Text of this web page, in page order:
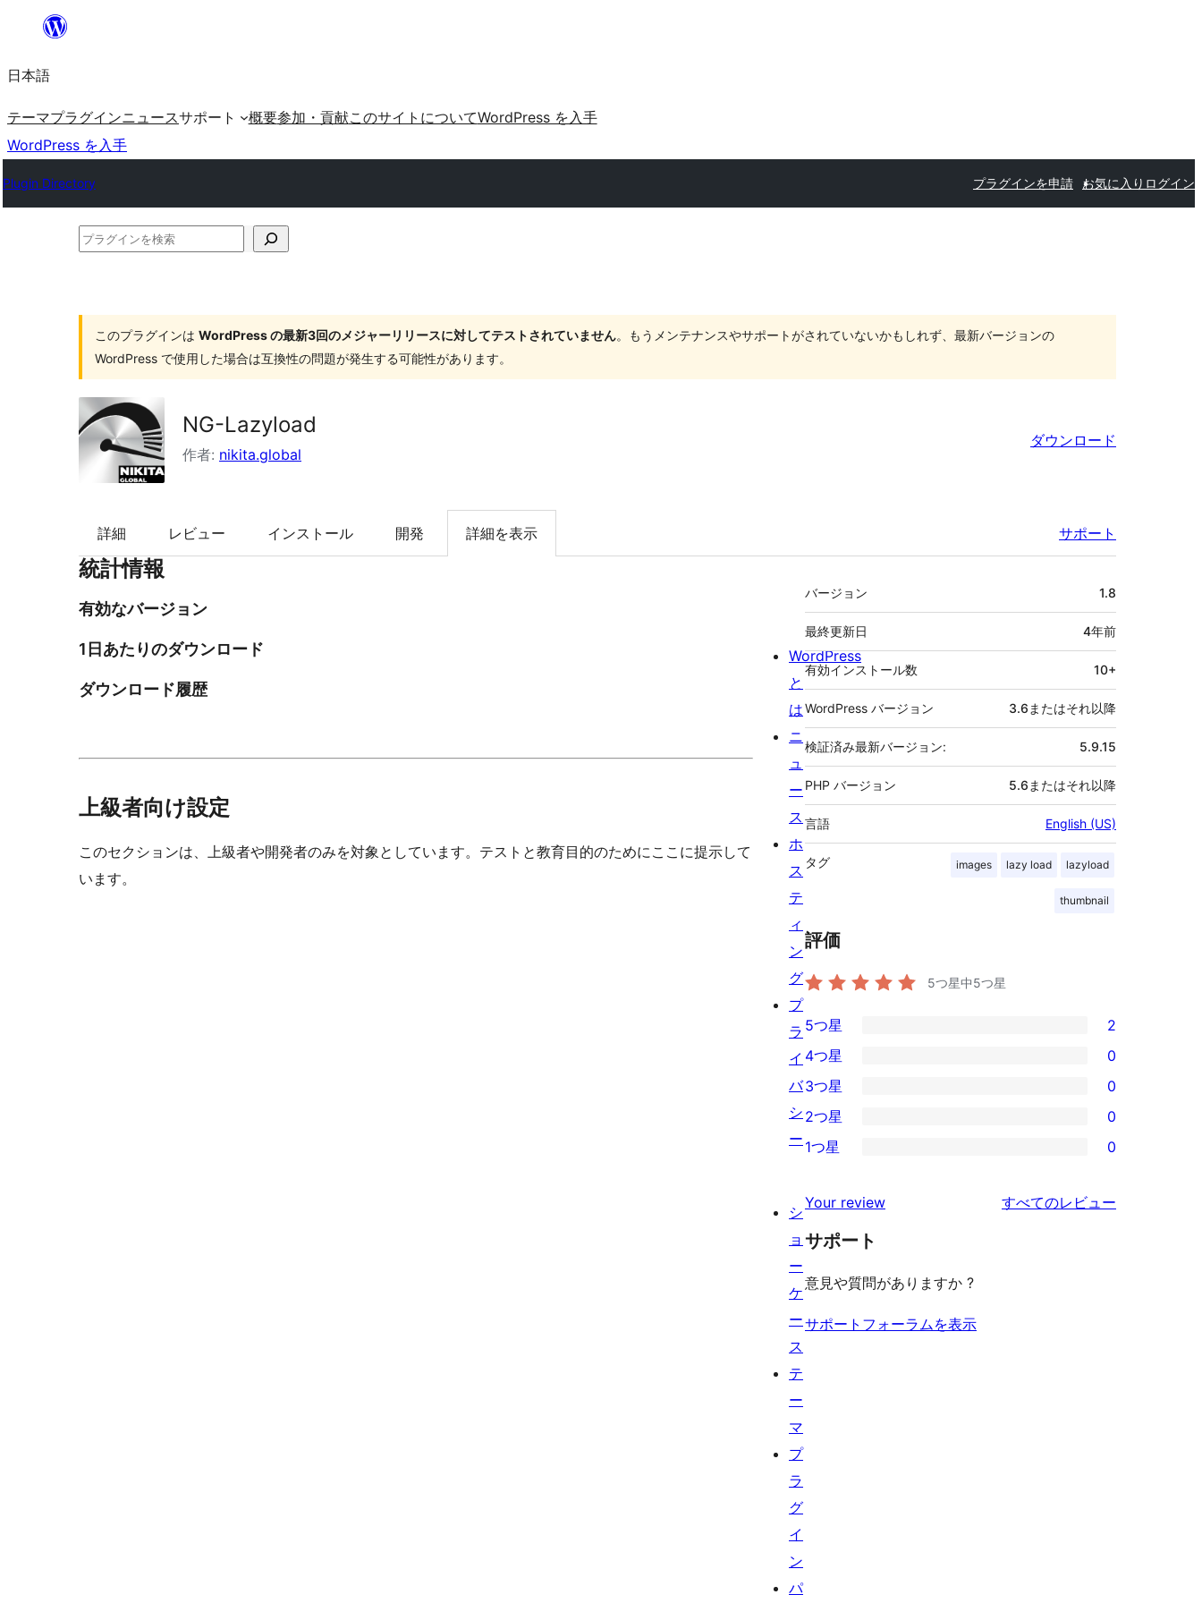
を
ッ
プ
日本語
テーマプラグインニュースサポート 概要参加・貢献このサイトについてWordPress を入手
WordPress を入手
Plugin Directory プラグインを申請 お気に入り ログイン
プ
イ
検
索
このプラグインは WordPress の最新3回のメジャーリリースに対してテストされていません。もうメンテナンスやサポートがされていないかもしれず、最新バージョンの
WordPress で使用した場合は互換性の問題が発生する可能性があります。
NG-Lazyload
作者: nikita.global
ダウンロード
詳細 レビュー インストール 開発 詳細を表示 サポート
統計情報
有効なバージョン
1日あたりのダウンロード
ダウンロード履歴
上級者向け設定
このセクションは、上級者や開発者のみを対象としています。テストと教育目的のためにここに提示して
います。
メ
タ
バージョン 1.8
最終更新日 4年前
有効インストール数 10+
WordPress バージョン 3.6またはそれ以降
検証済み最新バージョン: 5.9.15
PHP バージョン 5.6またはそれ以降
言語 English (US)
タグ images lazy load lazyload
thumbnail
評価
5つ星中5つ星
2
5-
星
レ
ビ
ー
5つ星 2
4-
星
レ
ュ
ー
4つ星 0
0
3-
星
ビ
ュ
3つ星 0
2-
レ
ビ
ー
2つ星 0
星
レ
ュ
ー
1つ星 0
Your review すべてのレビュー
サポート
意見や質問がありますか ?
サポートフォーラムを表示
WordPress
と
は
ニ
ュ
ー
ス
ホ
ス
テ
ィ
ン
グ
プ
ラ
イ
バ
シ
ー
シ
ョ
ー
ケ
ー
ス
テ
ー
マ
プ
ラ
グ
イ
ン
パ